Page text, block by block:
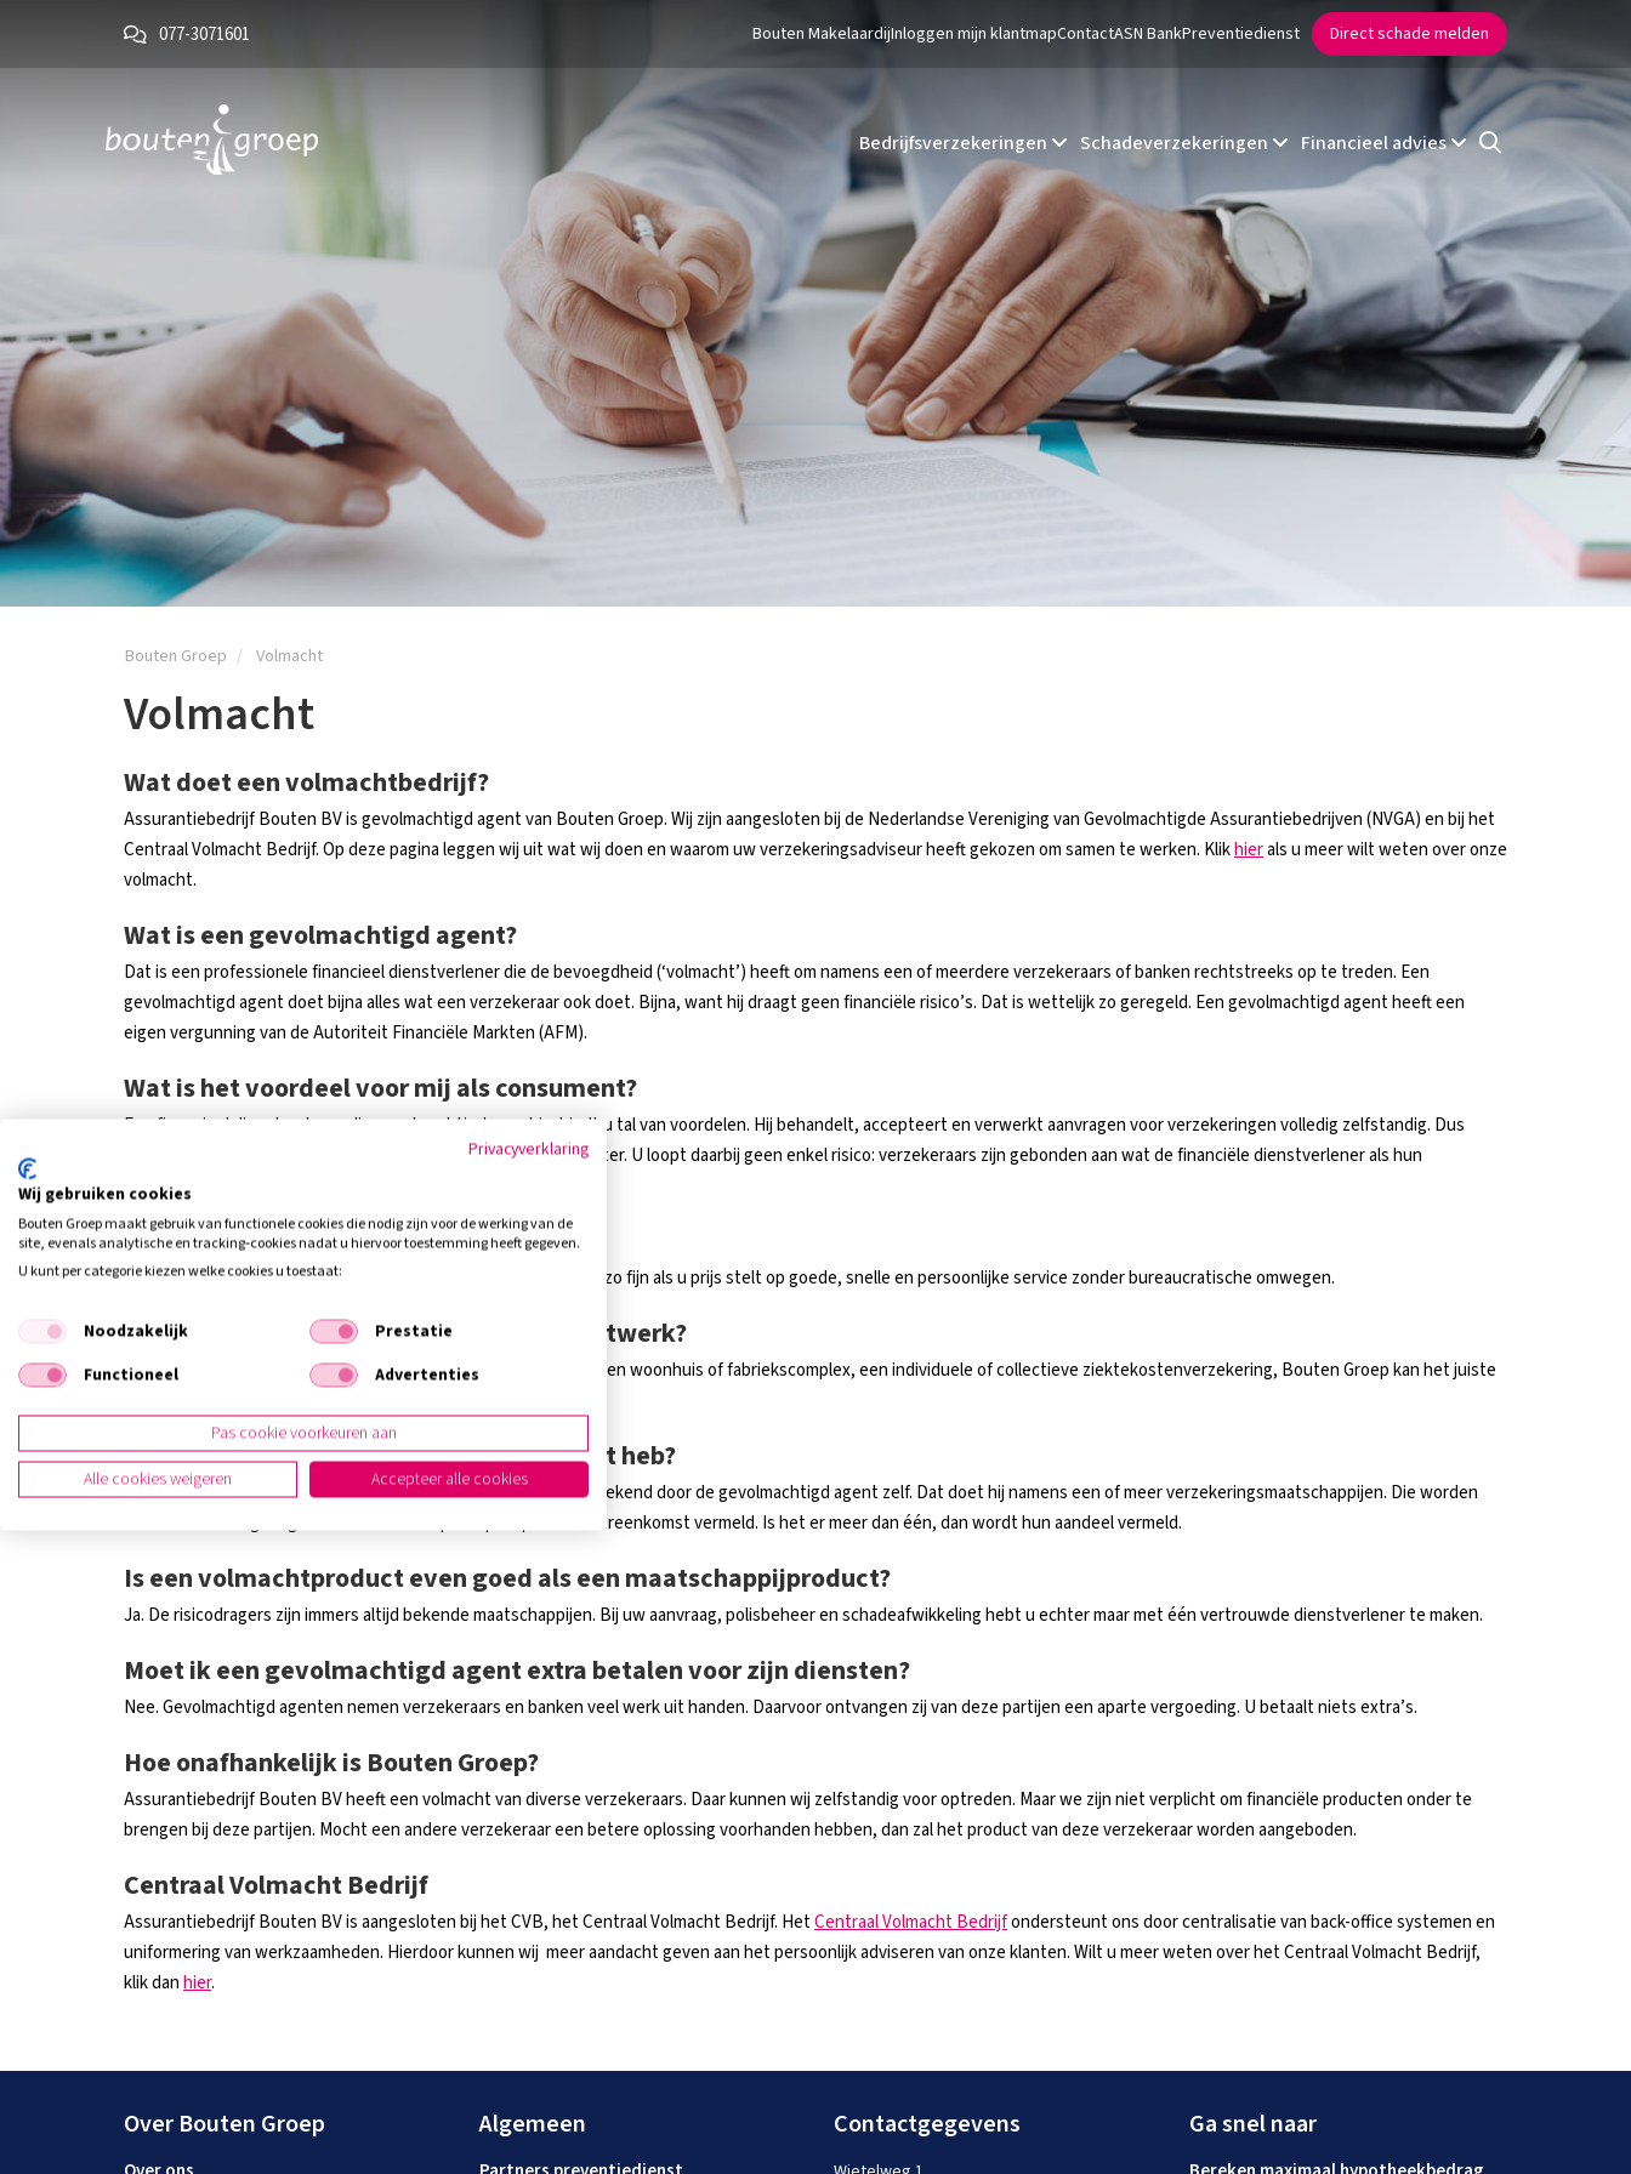
077-3071601 Bouten MakelaardijInloggen mijn klantmapContactASN BankPreventiedienst Direct schade melden
Bedrijfsverzekeringen Schadeverzekeringen Financieel advies
Bouten Groep Volmacht
Volmacht
Wat doet een volmachtbedrijf?
Assurantiebedrijf Bouten BV is gevolmachtigd agent van Bouten Groep. Wij zijn aangesloten bij de Nederlandse Vereniging van Gevolmachtigde Assurantiebedrijven (NVGA) en bij het
Centraal Volmacht Bedrijf. Op deze pagina leggen wij uit wat wij doen en waarom uw verzekeringsadviseur heeft gekozen om samen te werken. Klikhierals u meer wilt weten over onze
volmacht.
Wat is een gevolmachtigd agent?
Dat is een professionele financieel dienstverlener die de bevoegdheid (‘volmacht’) heeft om namens een of meerdere verzekeraars of banken rechtstreeks op te treden. Een
gevolmachtigd agent doet bijna alles wat een verzekeraar ook doet. Bijna, want hij draagt geen financiële risico’s. Dat is wettelijk zo geregeld. Een gevolmachtigd agent heeft een
eigen vergunning van de Autoriteit Financiële Markten (AFM).
Wat is het voordeel voor mij als consument?
Een financieel dienstverlener die gevolmachtigd agent is, biedt u tal van voordelen. Hij behandelt, accepteert en verwerkt aanvragen voor verzekeringen volledig zelfstandig. Dus
zonder tussenkomst van verzekeraars. Dat is sneller en efficiënter. U loopt daarbij geen enkel risico: verzekeraars zijn gebonden aan wat de financiële dienstverlener als hun
gevolmachtigd agent met u heeft afgesproken.
En bij schade?
De gevolmachtigd agent regelt de schade ook allemaal zelf. Wel zo fijn als u prijs stelt op goede, snelle en persoonlijke service zonder bureaucratische omwegen.
Levert de gevolmachtigd agent ook maatwerk?
Of het nu gaat om het verzekeren van een auto of wagenpark, een woonhuis of fabriekscomplex, een individuele of collectieve ziektekostenverzekering, Bouten Groep kan het juiste
Hoe kan ik zien of ik een volmachtproduct heb?
Heel eenvoudig. De polis of overeenkomst is in dat geval ondertekend door de gevolmachtigd agent zelf. Dat doet hij namens een of meer verzekeringsmaatschappijen. Die worden
ook wel risicodragers genoemd en staan apart op de polis of overeenkomst vermeld. Is het er meer dan één, dan wordt hun aandeel vermeld.
Is een volmachtproduct even goed als een maatschappijproduct?
Ja. De risicodragers zijn immers altijd bekende maatschappijen. Bij uw aanvraag, polisbeheer en schadeafwikkeling hebt u echter maar met één vertrouwde dienstverlener te maken.
Moet ik een gevolmachtigd agent extra betalen voor zijn diensten?
Nee. Gevolmachtigd agenten nemen verzekeraars en banken veel werk uit handen. Daarvoor ontvangen zij van deze partijen een aparte vergoeding. U betaalt niets extra’s.
Hoe onafhankelijk is Bouten Groep?
Assurantiebedrijf Bouten BV heeft een volmacht van diverse verzekeraars. Daar kunnen wij zelfstandig voor optreden. Maar we zijn niet verplicht om financiële producten onder te
brengen bij deze partijen. Mocht een andere verzekeraar een betere oplossing voorhanden hebben, dan zal het product van deze verzekeraar worden aangeboden.
Centraal Volmacht Bedrijf
Assurantiebedrijf Bouten BV is aangesloten bij het CVB, het Centraal Volmacht Bedrijf. HetCentraal Volmacht Bedrijfondersteunt ons door centralisatie van back-office systemen en
uniformering van werkzaamheden. Hierdoor kunnen wij meer aandacht geven aan het persoonlijk adviseren van onze klanten. Wilt u meer weten over het Centraal Volmacht Bedrijf,
klik danhier.
Over Bouten Groep Algemeen Contactgegevens Ga snel naar
Privacyverklaring
Wij gebruiken cookies
Bouten Groep maakt gebruik van functionele cookies die nodig zijn voor de werking van de
site, evenals analytische en tracking‑cookies nadat u hiervoor toestemming heeft gegeven.
U kunt per categorie kiezen welke cookies u toestaat:
Noodzakelijk
Prestatie
Functioneel
Advertenties
Pas cookie voorkeuren aan
Alle cookies weigeren
Accepteer alle cookies